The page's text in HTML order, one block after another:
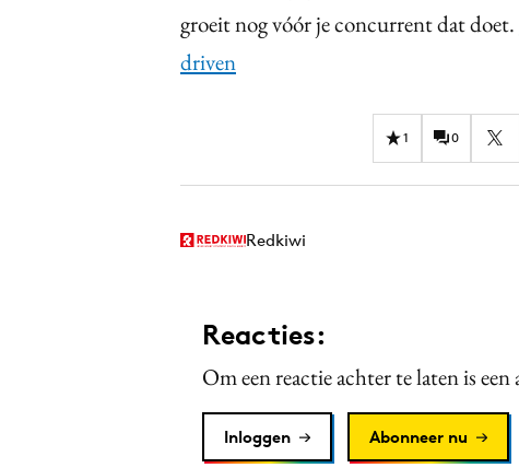
groeit nog vóór je concurrent dat doet.
driven
1 0
Redkiwi
Reacties:
Om een reactie achter te laten is
Inloggen Abonneer nu